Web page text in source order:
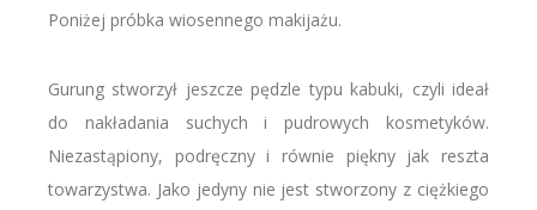
Poniżej próbka wiosennego makijażu.
Gurung stworzył jeszcze pędzle typu kabuki, czyli ideał
do nakładania suchych i pudrowych kosmetyków.
Niezastąpiony, podręczny i równie piękny jak reszta
towarzystwa. Jako jedyny nie jest stworzony z ciężkiego